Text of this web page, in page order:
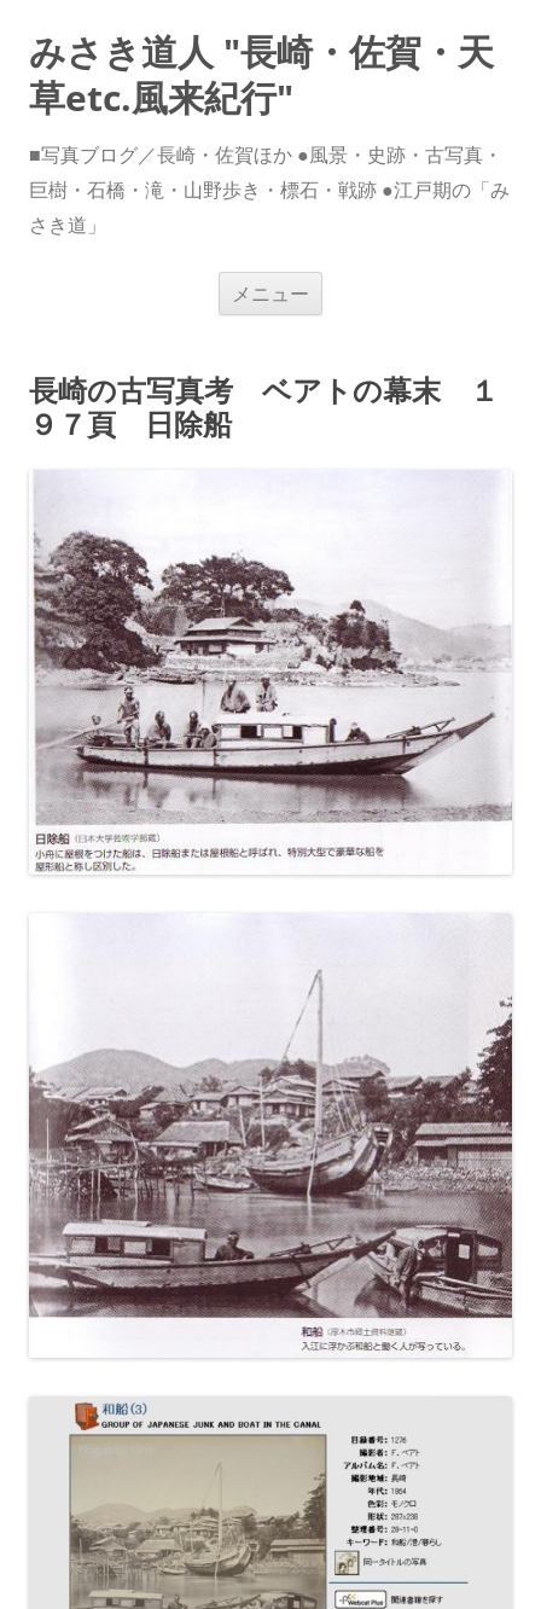
みさき道人 "長崎・佐賀・天
草etc.風来紀行"
■写真ブログ／長崎・佐賀ほか ●風景・史跡・古写真・
巨樹・石橋・滝・山野歩き・標石・戦跡 ●江戸期の「み
さき道」
メニュー
ス
キ
長崎の古写真考 ベアトの幕末 １
９７頁 日除船